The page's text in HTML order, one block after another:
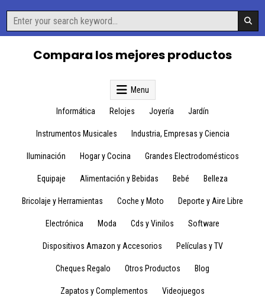
content
Search
for:
Compara los mejores productos
Menu
Informática Relojes Joyería Jardín
Instrumentos Musicales Industria, Empresas y Ciencia
Iluminación Hogar y Cocina Grandes Electrodomésticos
Equipaje Alimentación y Bebidas Bebé Belleza
Bricolaje y Herramientas Coche y Moto Deporte y Aire Libre
Electrónica Moda Cds y Vinilos Software
Dispositivos Amazon y Accesorios Películas y TV
Cheques Regalo Otros Productos Blog
Zapatos y Complementos Videojuegos